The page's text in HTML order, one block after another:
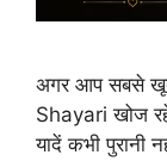
अगर आप सबसे
Shayari खोज
यादें कभी पुरानी